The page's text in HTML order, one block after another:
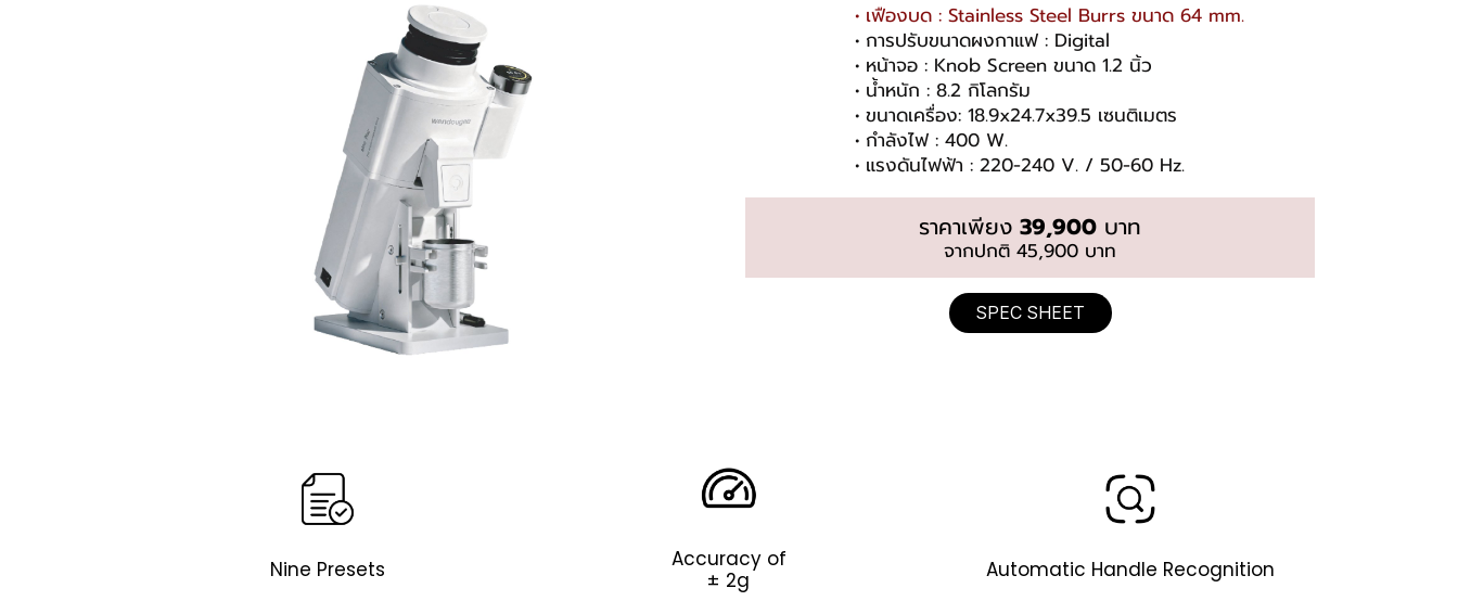
เฟืองบด : Stainless Steel Burrs ขนาด 64 mm.
การปรับขนาดผงกาแฟ : Digital
หน้าจอ : Knob Screen ขนาด 1.2 นิ้ว
น้ำหนัก : 8.2 กิโลกรัม
ขนาดเครื่อง: 18.9x24.7x39.5 เซนติเมตร
กำลังไฟ : 400 W.
แรงดันไฟฟ้า : 220-240 V. / 50-60 Hz.
ราคาเพียง 39,900 บาท
จากปกติ 45,900 บาท
SPEC SHEET
Nine Presets
Accuracy of
± 2g
Automatic Handle Recognition